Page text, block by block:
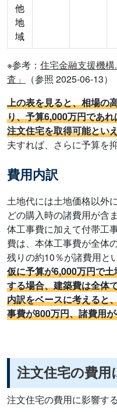
他
地
域
※参考： 住宅金融支援機
査」
（参照 2025-06-13）
上の表を見ると、相場の
り、予算6,000万円であ
注文住宅を取得可能とい
夫すれば、さらに予算を
費用内訳
土地代には土地価格以外
どの購入時の諸費用が含
体工事費に加えて付帯工
費は、本体工事費が全体
残りの約10％が諸費用と
仮に予算が6,000万円で
する場合、建築費は全体
内訳をベースに考えると
事費が800万円、諸費用
注文住宅の費用
注文住宅の費用に影響す